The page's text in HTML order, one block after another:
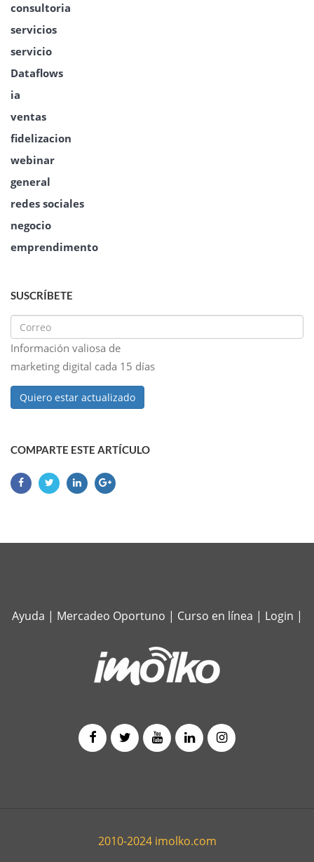
consultoria
servicios
servicio
Dataflows
ia
ventas
fidelizacion
webinar
general
redes sociales
negocio
emprendimento
SUSCRÍBETE
Información valiosa de
marketing digital cada 15 días
Quiero estar actualizado
COMPARTE ESTE ARTÍCULO
Ayuda | Mercadeo Oportuno | Curso en línea | Login |
2010-2024 imolko.com